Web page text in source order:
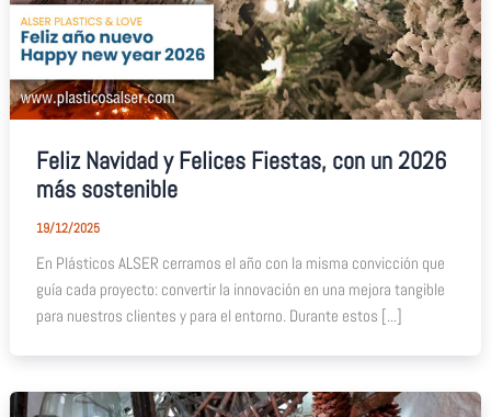
Feliz Navidad y Felices Fiestas, con un 2026
más sostenible
19/12/2025
En Plásticos ALSER cerramos el año con la misma convicción que
guía cada proyecto: convertir la innovación en una mejora tangible
para nuestros clientes y para el entorno. Durante estos [...]